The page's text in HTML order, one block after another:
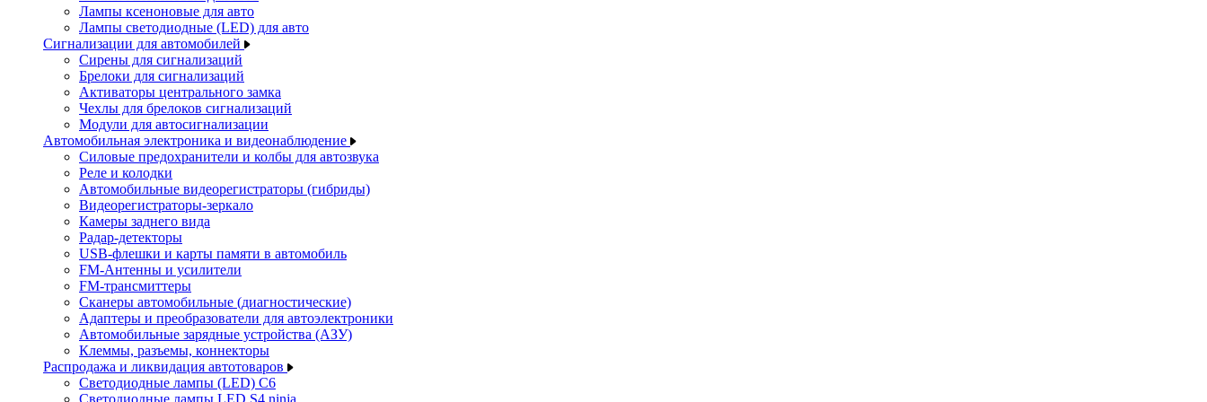
Лампы ксеноновые для авто
Лампы светодиодные (LED) для авто
Сигнализации для автомобилей
Сирены для сигнализаций
Брелоки для сигнализаций
Активаторы центрального замка
Чехлы для брелоков сигнализаций
Модули для автосигнализации
Автомобильная электроника и видеонаблюдение
Силовые предохранители и колбы для автозвука
Реле и колодки
Автомобильные видеорегистраторы (гибриды)
Видеорегистраторы-зеркало
Камеры заднего вида
Радар-детекторы
USB-флешки и карты памяти в автомобиль
FM-Антенны и усилители
FM-трансмиттеры
Сканеры автомобильные (диагностические)
Адаптеры и преобразователи для автоэлектроники
Автомобильные зарядные устройства (АЗУ)
Клеммы, разъемы, коннекторы
Распродажа и ликвидация автотоваров
Светодиодные лампы (LED) C6
Светодиодные лампы LED S4 ninja